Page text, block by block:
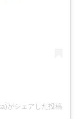
がシェアした投稿